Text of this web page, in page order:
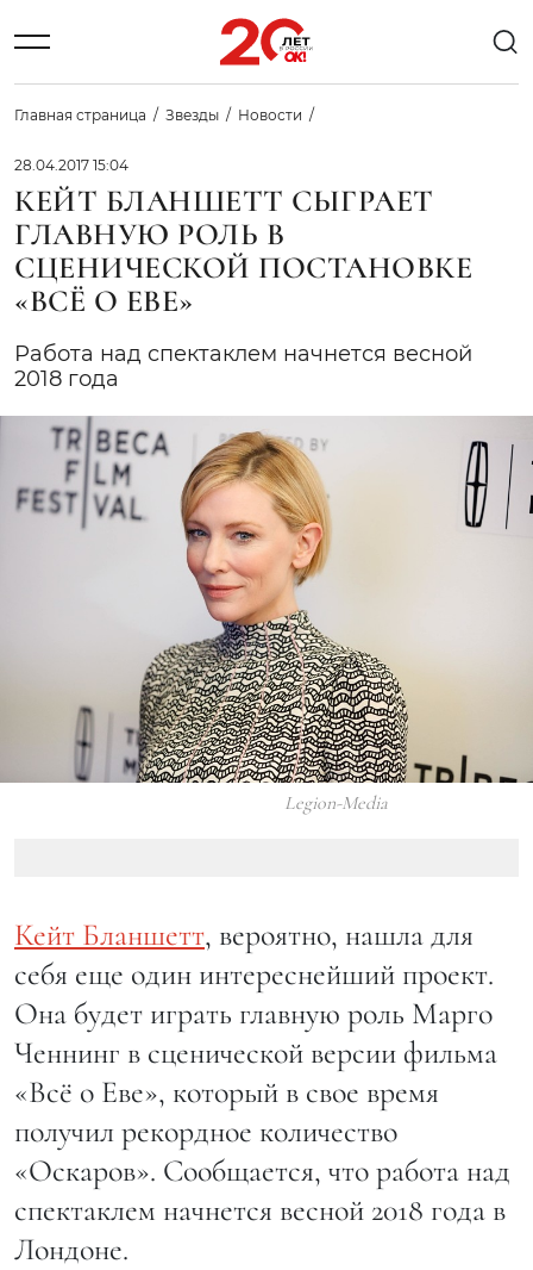
Главная страница Звезды Новости
28.04.2017 15:04
КЕЙТ БЛАНШЕТТ СЫГРАЕТ
ГЛАВНУЮ РОЛЬ В
СЦЕНИЧЕСКОЙ ПОСТАНОВКЕ
«ВСЁ О ЕВЕ»
Работа над спектаклем начнется весной
2018 года
Legion-Media
Кейт Бланшетт, вероятно, нашла для
себя еще один интереснейший проект.
Она будет играть главную роль Марго
Ченнинг в сценической версии фильма
«Всё о Еве», который в свое время
получил рекордное количество
«Оскаров». Сообщается, что работа над
спектаклем начнется весной 2018 года в
Лондоне.